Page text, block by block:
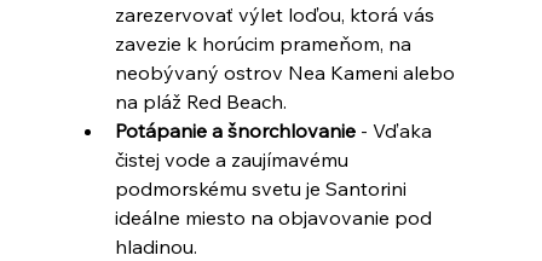
zarezervovať výlet loďou, ktorá vás
zavezie k horúcim prameňom, na
neobývaný ostrov Nea Kameni alebo
na pláž Red Beach.
Potápanie a šnorchlovanie - Vďaka
čistej vode a zaujímavému
podmorskému svetu je Santorini
ideálne miesto na objavovanie pod
hladinou.